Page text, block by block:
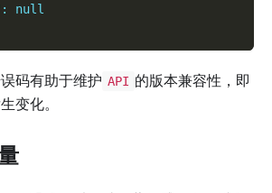
:
null
误码有助于维护 API 的版本兼容性，即
变化。